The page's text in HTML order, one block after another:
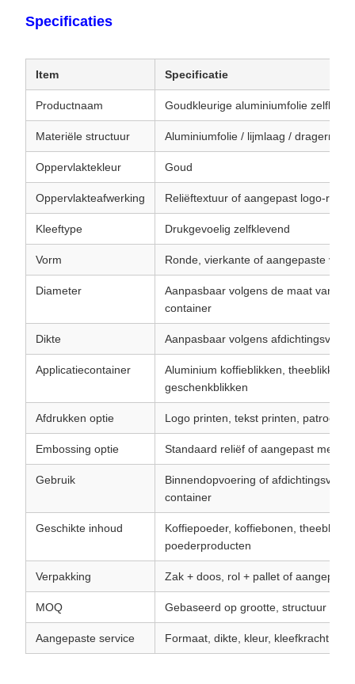
Specificaties
Item Specificatie
Productnaam Goudkleurige aluminiumfolie
Materiële structuur Aluminiumfolie / lijmlaag /
Oppervlaktekleur Goud
Oppervlakteafwerking Reliëftextuur of aangepast logo-reliëf
Kleeftype Drukgevoelig zelfklevend
Vorm Ronde, vierkante of aangepaste vorm
Diameter
Aanpasbaar volgens de maat van de
container
Dikte Aanpasbaar volgens
Applicatiecontainer
Aluminium koffieblikken, theeblikken,
geschenkblikken
Afdrukken optie Logo printen, tekst printen, patroon
Embossing optie Standaard reliëf of aangepast
Gebruik
Binnendopvoering of
container
Geschikte inhoud
Koffiepoeder, koffiebonen,
poederproducten
Verpakking Zak + doos, rol + pallet of
MOQ Gebaseerd op grootte, structuur en
Aangepaste service Formaat, dikte, kleur, kleefkracht,